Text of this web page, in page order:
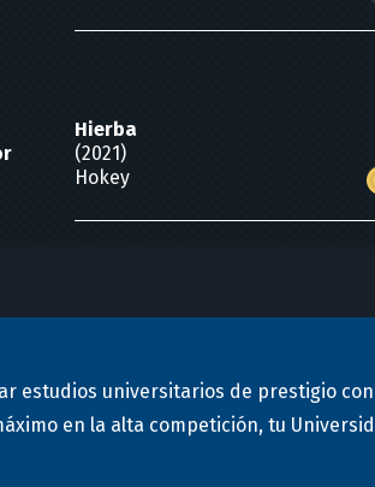
Hierba
(2021)
Hokey
estudios universitarios de prestigio
en la alta competición, tu